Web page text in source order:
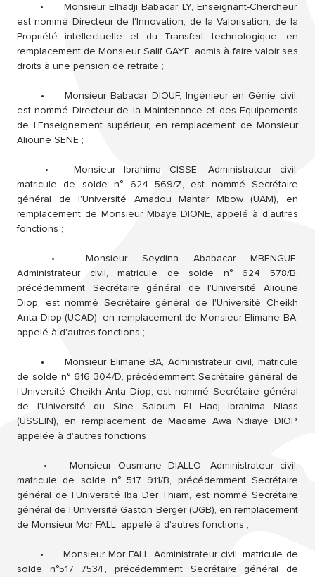
•
Monsieur Elhadji Babacar LY, Enseignant-Chercheur,
est nommé Directeur de l'Innovation, de la Valorisation, de la
Propriété intellectuelle et du Transfert technologique, en
remplacement de Monsieur Salif GAYE, admis à faire valoir ses
droits à une pension de retraite ;
•
Monsieur Babacar DIOUF, Ingénieur en Génie civil,
est nommé Directeur de la Maintenance et des Equipements
de l'Enseignement supérieur, en remplacement de Monsieur
Alioune SENE ;
•
Monsieur Ibrahima CISSE, Administrateur civil,
matricule de solde n° 624 569/Z, est nommé Secrétaire
général de l'Université Amadou Mahtar Mbow (UAM), en
remplacement de Monsieur Mbaye DIONE, appelé à d'autres
fonctions ;
•
Monsieur Seydina Ababacar MBENGUE,
Administrateur civil, matricule de solde n° 624 578/B,
précédemment Secrétaire général de l'Université Alioune
Diop, est nommé Secrétaire général de l'Université Cheikh
Anta Diop (UCAD), en remplacement de Monsieur Elimane BA,
appelé à d'autres fonctions ;
•
Monsieur Elimane BA, Administrateur civil, matricule
de solde n° 616 304/D, précédemment Secrétaire général de
l'Université Cheikh Anta Diop, est nommé Secrétaire général
de l'Université du Sine Saloum El Hadj Ibrahima Niass
(USSEIN), en remplacement de Madame Awa Ndiaye DIOP,
appelée à d'autres fonctions ;
•
Monsieur Ousmane DIALLO, Administrateur civil,
matricule de solde n° 517 911/B, précédemment Secrétaire
général de l'Université Iba Der Thiam, est nommé Secrétaire
général de l'Université Gaston Berger (UGB), en remplacement
de Monsieur Mor FALL, appelé à d'autres fonctions ;
•
Monsieur Mor FALL, Administrateur civil, matricule de
solde n°517 753/F, précédemment Secrétaire général de